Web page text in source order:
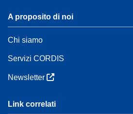
A proposito di noi
Chi siamo
Servizi CORDIS
Newsletter
Link correlati